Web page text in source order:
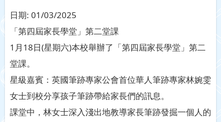
日期: 01/03/2025
「第四屆家長學堂」第二堂課
1月18日(星期六)本校舉辦了「第四屆家長學堂」第二
堂課。
星級嘉賓：英國筆跡專家公會首位華人筆跡專家林婉雯
女士到校分享孩子筆跡帶給家長們的訊息。
課堂中，林女士深入淺出地教導家長筆跡發掘一個人的